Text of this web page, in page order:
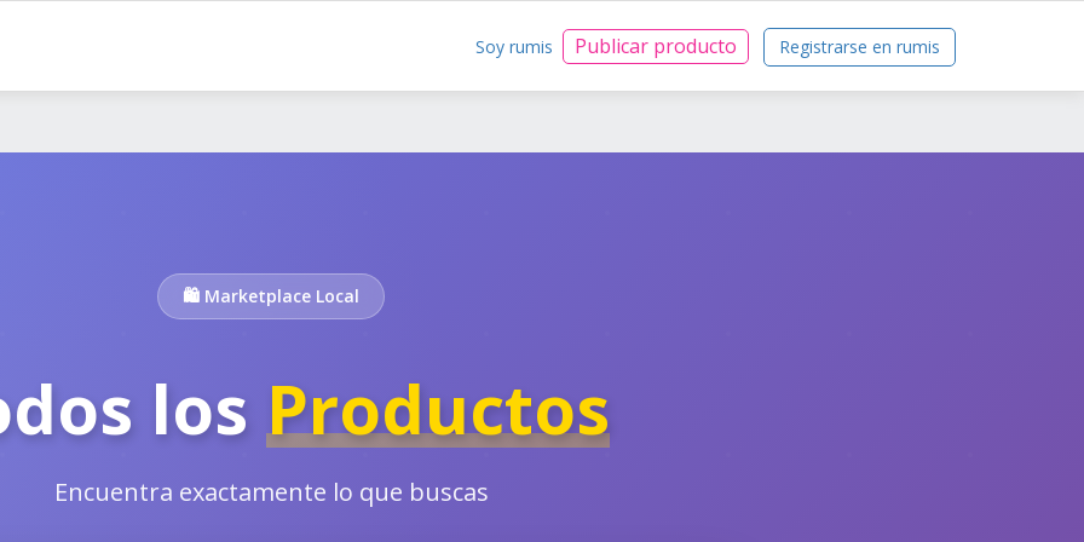
Soy rumis Publicar producto Registrarse en rumis
🛍️ Marketplace Local
los Productos
Encuentra exactamente lo que buscas